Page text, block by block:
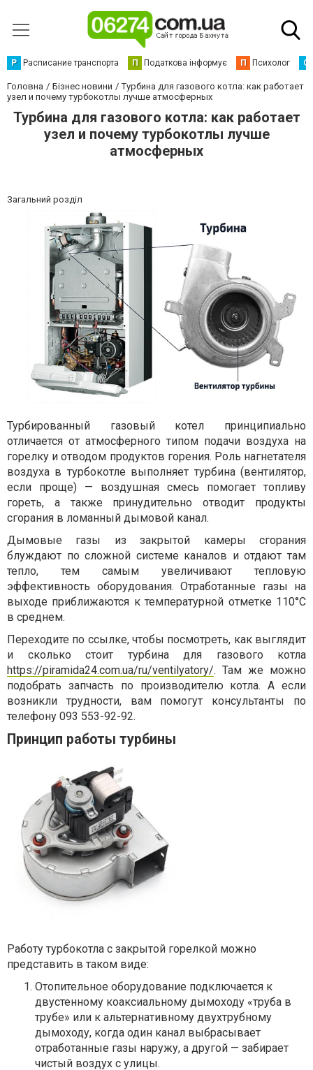
Р Расписание транспорта П Податкова інформує П Психолог С
Головна Бізнес новини
Турбина для газового котла: как работает
узел и почему турбокотлы лучше атмосферных
Турбина для газового котла: как работает
узел и почему турбокотлы лучше
атмосферных
Загальний розділ
Турбированный газовый котел принципиально
отличается от атмосферного типом подачи воздуха на
горелку и отводом продуктов горения. Роль нагнетателя
воздуха в турбокотле выполняет турбина (вентилятор,
если проще) — воздушная смесь помогает топливу
гореть, а также принудительно отводит продукты
сгорания в ломанный дымовой канал.
Дымовые газы из закрытой камеры сгорания
блуждают по сложной системе каналов и отдают там
тепло, тем самым увеличивают тепловую
эффективность оборудования. Отработанные газы на
выходе приближаются к температурной отметке 110°С
в среднем.
Переходите по ссылке, чтобы посмотреть, как выглядит
и сколько стоит турбина для газового котла
https://piramida24.com.ua/ru/ventilyatory/. Там же можно
подобрать запчасть по производителю котла. А если
возникли трудности, вам помогут консультанты по
телефону 093 553-92-92.
Принцип работы турбины
Работу турбокотла с закрытой горелкой можно
представить в таком виде:
Отопительное оборудование подключается к
двустенному коаксиальному дымоходу «труба в
трубе» или к альтернативному двухтрубному
дымоходу, когда один канал выбрасывает
отработанные газы наружу, а другой — забирает
чистый воздух с улицы.